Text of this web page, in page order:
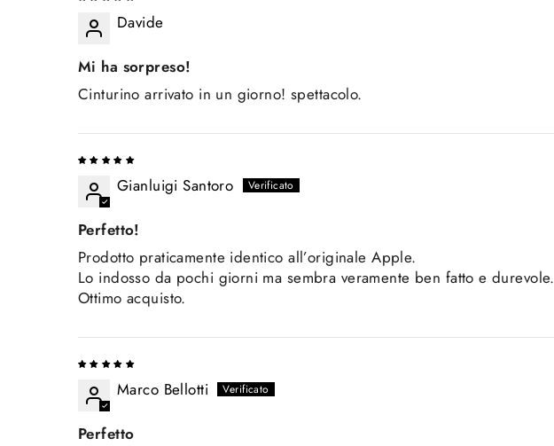
Davide
Mi ha sorpreso!
Cinturino arrivato in un giorno! spettacolo.
Gianluigi Santoro
Perfetto!
Prodotto praticamente identico all’originale Apple.
Lo indosso da pochi giorni ma sembra veramente ben fatto e durevole.
Ottimo acquisto.
Marco Bellotti
Perfetto